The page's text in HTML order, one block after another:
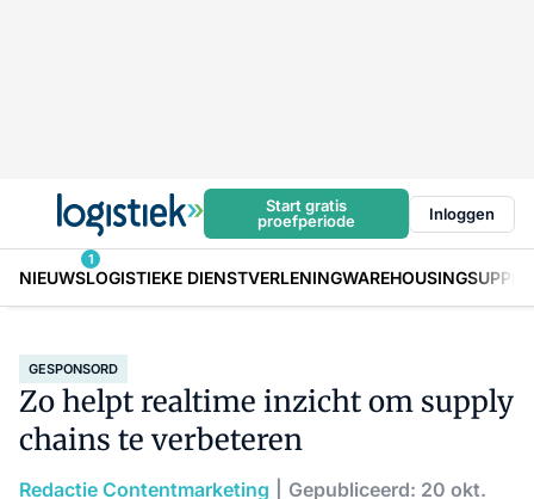
Start gratis
proefperiode
Inloggen
NIEUWS
1
LOGISTIEKE DIENSTVERLENINGWAREHOUSING
GESPONSORD
Zo helpt realtime inzicht om supply
chains te verbeteren
Redactie Contentmarketing
Gepubliceerd: 20 okt.